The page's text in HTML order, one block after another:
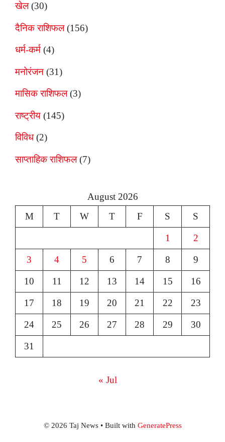
खेल(30)
दैनिक राशिफल(156)
धर्म-कर्म (4)
मनोरंजन (31)
मासिक राशिफल(3)
राष्ट्रीय (145)
विविध(2)
साप्ताहिक राशिफल(7)
August 2026
M
T W T F S S
1 2
3 4 5 6 7 8 9
10 11 12 13 14 15 16
17 18 19 20 21 22 23
24 25 26 27 28 29 30
31
« Jul
© 2026 Taj News• Built with GeneratePress